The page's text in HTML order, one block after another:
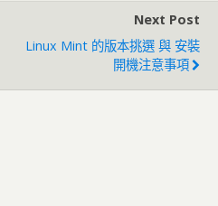
Next Post
Linux Mint 的版本挑選 與 安裝
開機注意事項